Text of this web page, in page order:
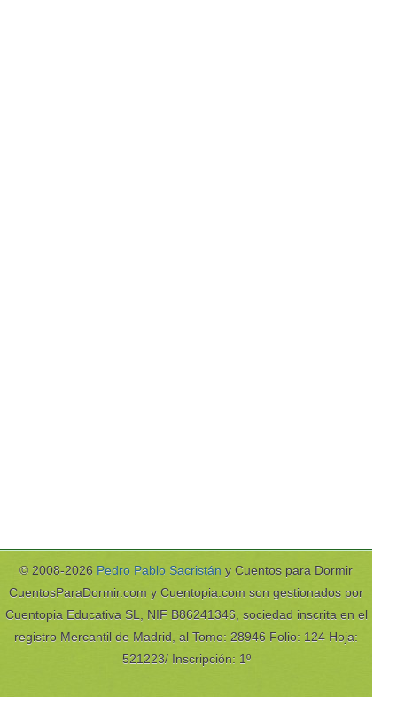
© 2008-2026 Pedro Pablo Sacristán y Cuentos para Dormir
CuentosParaDormir.com y Cuentopia.com son gestionados por
Cuentopia Educativa SL, NIF B86241346, sociedad inscrita en el
registro Mercantil de Madrid, al Tomo: 28946 Folio: 124 Hoja:
521223/ Inscripción: 1º